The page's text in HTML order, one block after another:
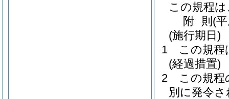
この規程
附 則 (
(施行期日)
1
この規程
(経過措置)
2
この規程
別に発令